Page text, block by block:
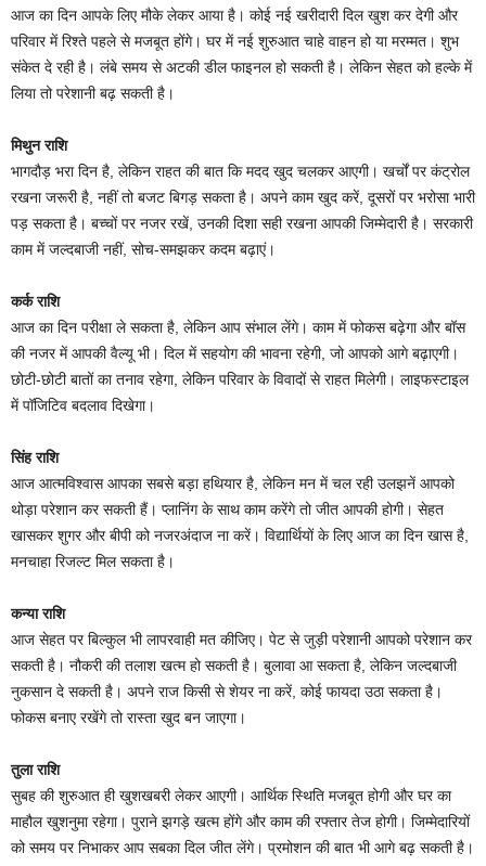
आज का दिन आपके लिए मौके लेकर आया है। कोई नई खरीदारी दिल खुश कर देगी और
परिवार में रिश्ते पहले से मजबूत होंगे। घर में नई शुरुआत चाहे वाहन हो या मरम्मत। शुभ
संकेत दे रही है। लंबे समय से अटकी डील फाइनल हो सकती है। लेकिन सेहत को हल्के में
लिया तो परेशानी बढ़ सकती है।
मिथुन राशि
भागदौड़ भरा दिन है, लेकिन राहत की बात कि मदद खुद चलकर आएगी। खर्चों पर कंट्रोल
रखना जरूरी है, नहीं तो बजट बिगड़ सकता है। अपने काम खुद करें, दूसरों पर भरोसा भारी
पड़ सकता है। बच्चों पर नजर रखें, उनकी दिशा सही रखना आपकी जिम्मेदारी है। सरकारी
काम में जल्दबाजी नहीं, सोच-समझकर कदम बढ़ाएं।
कर्क राशि
आज का दिन परीक्षा ले सकता है, लेकिन आप संभाल लेंगे। काम में फोकस बढ़ेगा और बॉस
की नजर में आपकी वैल्यू भी। दिल में सहयोग की भावना रहेगी, जो आपको आगे बढ़ाएगी।
छोटी-छोटी बातों का तनाव रहेगा, लेकिन परिवार के विवादों से राहत मिलेगी। लाइफस्टाइल
में पॉजिटिव बदलाव दिखेगा।
सिंह राशि
आज आत्मविश्वास आपका सबसे बड़ा हथियार है, लेकिन मन में चल रही उलझनें आपको
थोड़ा परेशान कर सकती हैं। प्लानिंग के साथ काम करेंगे तो जीत आपकी होगी। सेहत
खासकर शुगर और बीपी को नजरअंदाज ना करें। विद्यार्थियों के लिए आज का दिन खास है,
मनचाहा रिजल्ट मिल सकता है।
कन्या राशि
आज सेहत पर बिल्कुल भी लापरवाही मत कीजिए। पेट से जुड़ी परेशानी आपको परेशान कर
सकती है। नौकरी की तलाश खत्म हो सकती है। बुलावा आ सकता है, लेकिन जल्दबाजी
नुकसान दे सकती है। अपने राज किसी से शेयर ना करें, कोई फायदा उठा सकता है।
फोकस बनाए रखेंगे तो रास्ता खुद बन जाएगा।
तुला राशि
सुबह की शुरुआत ही खुशखबरी लेकर आएगी। आर्थिक स्थिति मजबूत होगी और घर का
माहौल खुशनुमा रहेगा। पुराने झगड़े खत्म होंगे और काम की रफ्तार तेज होगी। जिम्मेदारियों
को समय पर निभाकर आप सबका दिल जीत लेंगे। प्रमोशन की बात भी आगे बढ़ सकती है।